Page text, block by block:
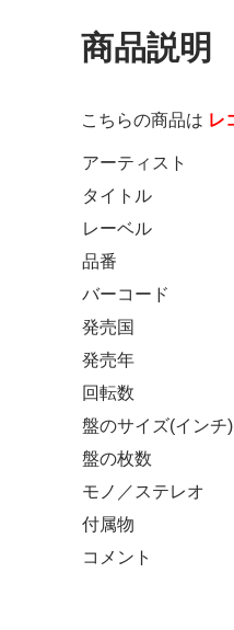
商品説明
こちらの商品は レ
アーティスト
タイトル
レーベル
品番
バーコード
発売国
発売年
回転数
盤のサイズ(インチ)
盤の枚数
モノ／ステレオ
付属物
コメント